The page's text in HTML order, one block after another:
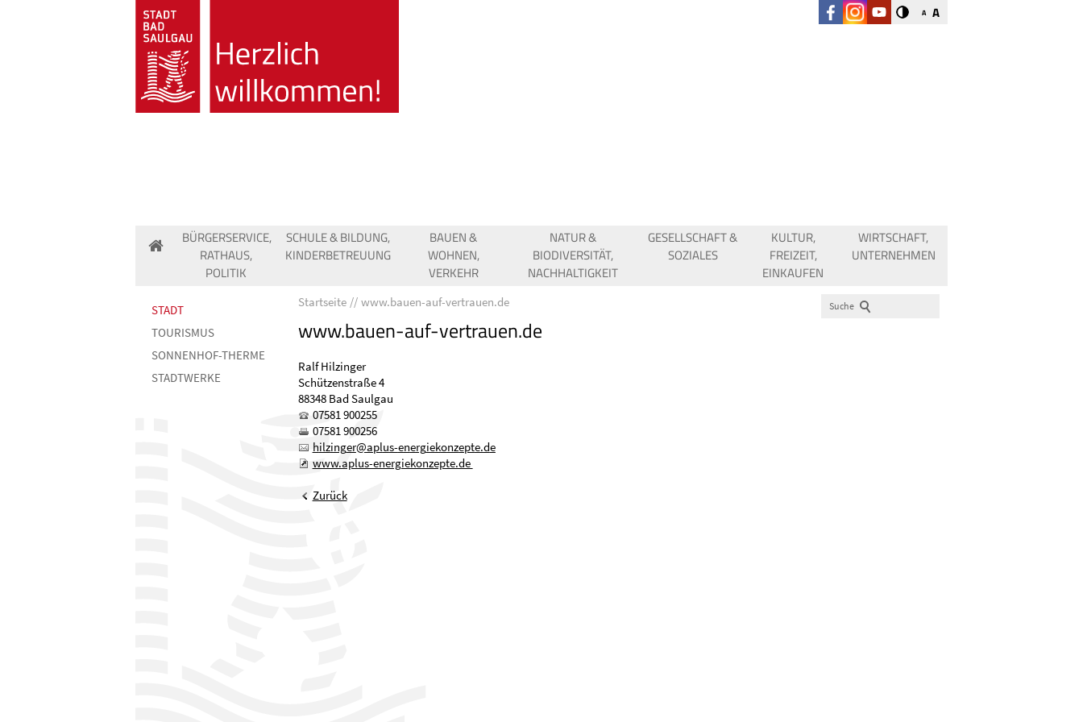
A A
BÜRGERSERVICE,
RATHAUS,
POLITIK
SCHULE & BILDUNG,
KINDERBETREUUNG
BAUEN &
WOHNEN,
VERKEHR
NATUR &
BIODIVERSITÄT,
NACHHALTIGKEIT
GESELLSCHAFT &
SOZIALES
KULTUR,
FREIZEIT,
EINKAUFEN
WIRTSCHAFT,
UNTERNEHMEN
STADT
TOURISMUS
SONNENHOF-THERME
STADTWERKE
Startseite www.bauen-auf-vertrauen.de
www.bauen-auf-vertrauen.de
Ralf Hilzinger
Schützenstraße 4
88348 Bad Saulgau
07581 900255
07581 900256
h lz ng r pl s- n rg k nz pt
d
www.aplus-energiekonzepte.de
Zurück
Suche